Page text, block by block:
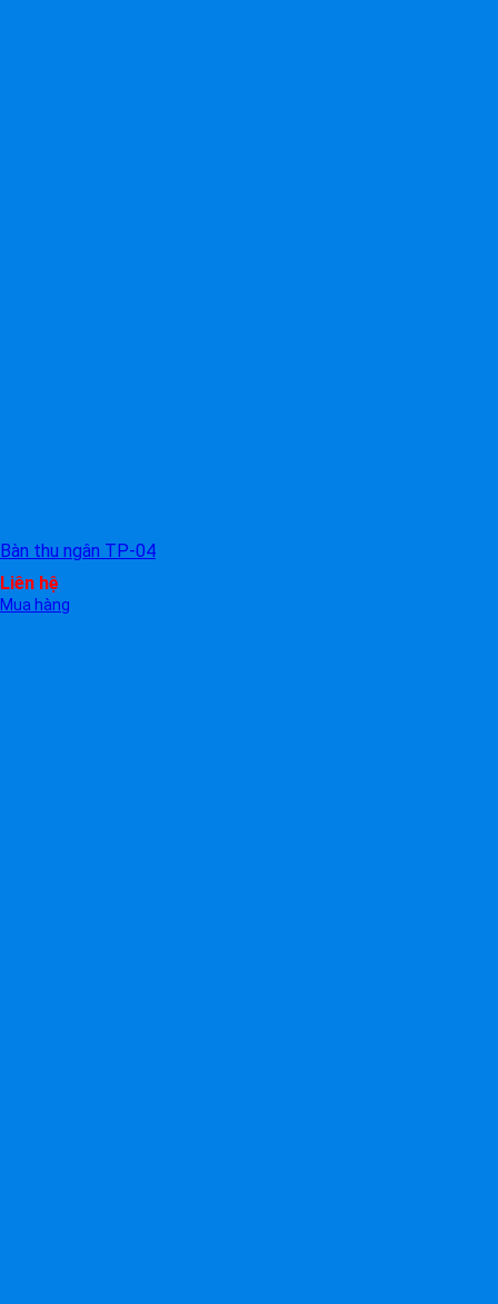
Bàn thu ngân TP-04
Liên hệ
Mua hàng